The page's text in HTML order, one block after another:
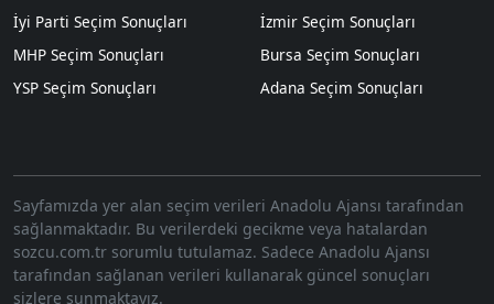
İyi Parti Seçim Sonuçları
MHP Seçim Sonuçları
YSP Seçim Sonuçları
İzmir Seçim Sonuçları
Bursa Seçim Sonuçları
Adana Seçim Sonuçları
Sayfamızda yer alan seçim verileri Anadolu Ajansı tarafından
sağlanmaktadır. Bu verilerdeki gecikme veya hatalardan
sozcu.com.tr sorumlu tutulamaz. Sadece Anadolu Ajansı
tarafından sağlanan verileri kullanarak güncel sonuçları
sizlere sunmaktayız.